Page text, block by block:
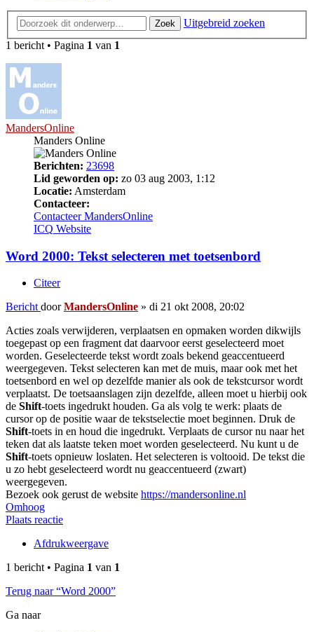
Zoek
Uitgebreid zoeken
1 bericht • Pagina 1 van 1
MandersOnline
Manders Online
Berichten: 23698
Lid geworden op: zo 03 aug 2003, 1:12
Locatie: Amsterdam
Contacteer:
Contacteer MandersOnline
ICQ Website
Word 2000: Tekst selecteren met toetsenbord
Citeer
Bericht doorMandersOnline » di 21 okt 2008, 20:02
Acties zoals verwijderen, verplaatsen en opmaken worden dikwijls
toegepast op een fragment dat daarvoor eerst geselecteerd moet
worden. Geselecteerde tekst wordt zoals bekend geaccentueerd
weergegeven. Tekst selecteren kan met de muis, maar ook met het
toetsenbord en wel op dezelfde manier als ook de tekstcursor wordt
verplaatst. De toetsaanslagen zijn dezelfde, alleen moet u hierbij ook
de Shift-toets ingedrukt houden. Ga als volg te werk: plaats de
cursor op de positie waar de tekstselectie moet beginnen. Druk de
Shift-toets in en houd die ingedrukt. Verplaats de cursor nu naar het
teken dat als laatste teken moet worden geselecteerd. Nu kunt u de
Shift-toets opnieuw loslaten. Het selecteren is voltooid. De tekst die
u zo hebt geselecteerd wordt nu geaccentueerd (zwart)
weergegeven.
Bezoek ook gerust de website https://mandersonline.nl
Omhoog
Plaats reactie
Afdrukweergave
1 bericht • Pagina 1 van 1
Terug naar “Word 2000”
Ga naar